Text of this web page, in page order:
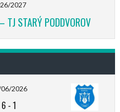
2027
STARÝ PODDVOROV
2026
6 -1